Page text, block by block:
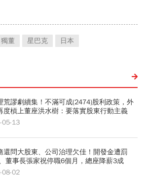
獨董 星巴克 日本
荒謬劇續集！不滿可成(2474)股利政策，外
度槓上董座洪水樹：要落實股東行動主義
05-13
還問大股東、公司治理欠佳！開發金遭罰
董事長張家祝停職6個月，總座降薪3成
08-02